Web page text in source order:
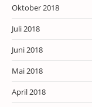
Oktober 2018
Juli 2018
Juni 2018
Mai 2018
April 2018